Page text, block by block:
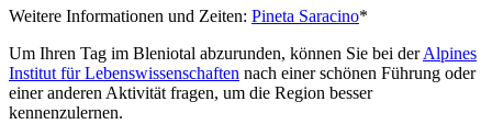
Weitere Informationen und Zeiten: Pineta Saracino*
Um Ihren Tag im Bleniotal abzurunden, können Sie bei derAlpines
Institut für Lebenswissenschaften nach einer schönen Führung oder
einer anderen Aktivität fragen, um die Region besser
kennenzulernen.